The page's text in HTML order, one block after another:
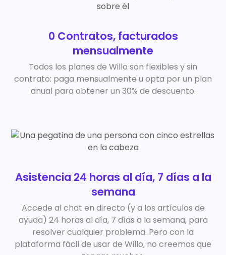
0 Contratos, facturados
mensualmente
Todos los planes de Willo son flexibles y sin
contrato: paga mensualmente u opta por un plan
anual para obtener un 30% de descuento.
Asistencia 24 horas al día, 7 días a la
semana
Accede al chat en directo (y a los artículos de
ayuda) 24 horas al día, 7 días a la semana, para
resolver cualquier problema. Pero con la
plataforma fácil de usar de Willo, no creemos que